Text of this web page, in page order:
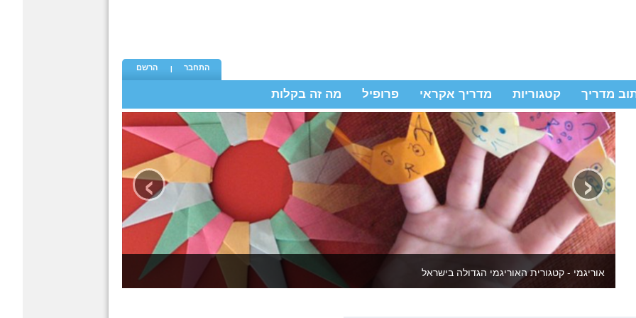
הרשם התחבר
מדריך קטגוריות מדריך אקראי פרופיל מה זה בקלות
יצירה לילדים ולמבוגרים - באתר מדריכי יצירה שידהימו אתכם מחדש כל פעם
‹
›